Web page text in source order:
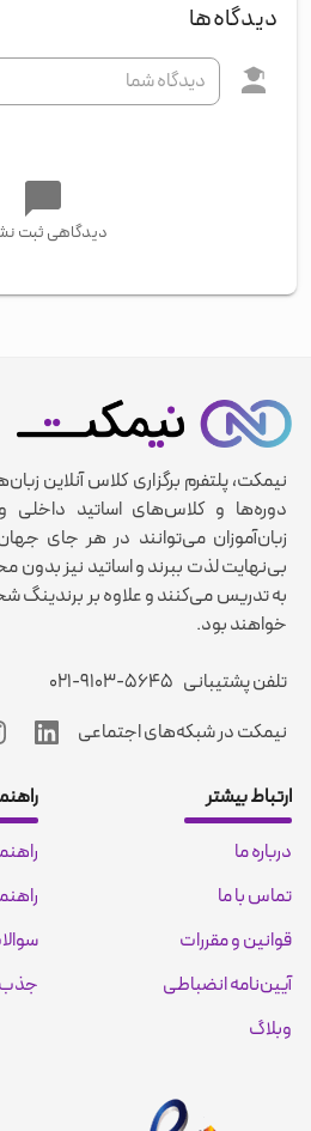
دیدگاه‌ها
دیدگاهی ثبت
نیمکت، پلتفرم برگزاری کلاس آنلاین
دوره‌ها و کلاس‌های اساتید
زبان‌آموزان می‌توانند در هر جای
بی‌نهایت لذت ببرند و اساتید نیز بدون
به تدریس می‌کنند و علاوه بر برندینگ
خواهند بود.
تلفن پشتیبانی ۰۲۱-۹۱۰۳-۵۶۴۵
نیمکت در شبکه‌های اجتماعی
ارتباط بیشتر
درباره ما
تماس با ما
قوانین و مقررات
آیین‌نامه انضباطی
وبلاگ
جذب